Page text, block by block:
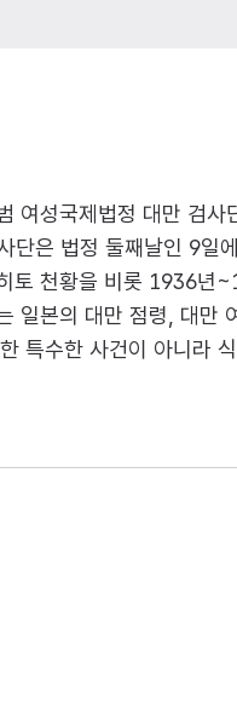
여성국제법정 대만 검사
은 법정 둘째날인 9일
토 천황을 비롯 1936년
일본의 대만 점령, 대만
특수한 사건이 아니라